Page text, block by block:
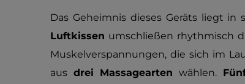
Das Geheimnis dieses Geräts liegt
Luftkissen umschließen rhythmisch
Muskelverspannungen, die sich im
aus drei Massagearten wählen.